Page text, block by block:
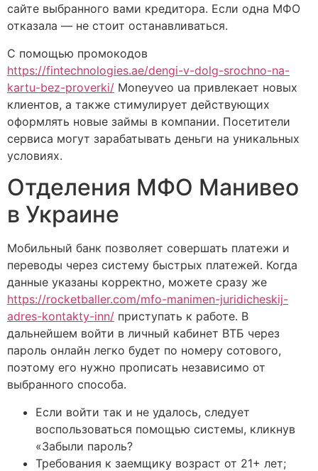
сайте выбранного вами кредитора. Если одна МФО
отказала — не стоит останавливаться.
С помощью промокодов
https://fintechnologies.ae/dengi-v-dolg-srochno-na-
kartu-bez-proverki/ Moneyveo ua привлекает новых
клиентов, а также стимулирует действующих
оформлять новые займы в компании. Посетители
сервиса могут зарабатывать деньги на уникальных
условиях.
Отделения МФО Манивео
в Украине
Мобильный банк позволяет совершать платежи и
переводы через систему быстрых платежей. Когда
данные указаны корректно, можете сразу же
https://rocketballer.com/mfo-manimen-juridicheskij-
adres-kontakty-inn/ приступать к работе. В
дальнейшем войти в личный кабинет ВТБ через
пароль онлайн легко будет по номеру сотового,
поэтому его нужно прописать независимо от
выбранного способа.
Если войти так и не удалось, следует
воспользоваться помощью системы, кликнув
«Забыли пароль?
Требования к заемщику возраст от 21+ лет;